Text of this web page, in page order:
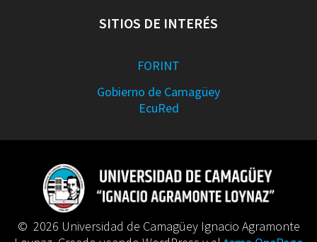
SITIOS DE INTERÉS
FORINT
Gobierno de Camagüey
EcuRed
© 2026 Universidad de Camagüey Ignacio Agramonte